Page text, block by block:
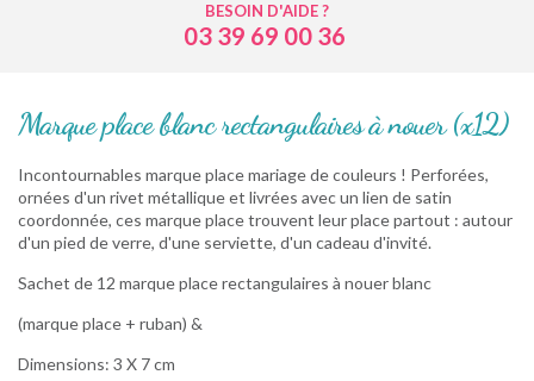
BESOIN D'AIDE ?
03 39 69 00 36
Marque place blanc rectangulaires à nouer (x12)
Incontournables marque place mariage de couleurs ! Perforées,
ornées d'un rivet métallique et livrées avec un lien de satin
coordonnée, ces marque place trouvent leur place partout : autour
d'un pied de verre, d'une serviette, d'un cadeau d'invité.
Sachet de 12 marque place rectangulaires à nouer blanc
(marque place + ruban) &
Dimensions: 3 X 7 cm